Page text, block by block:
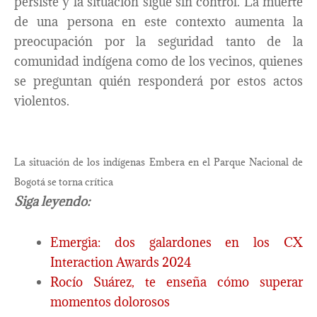
de una persona en este contexto aumenta la
preocupación por la seguridad tanto de la
comunidad indígena como de los vecinos, quienes
se preguntan quién responderá por estos actos
violentos.
La situación de los indígenas Embera en el Parque Nacional de
Bogotá se torna crítica
Siga leyendo:
Emergia: dos galardones en los CX
Interaction Awards 2024
Rocío Suárez, te enseña cómo superar
momentos dolorosos